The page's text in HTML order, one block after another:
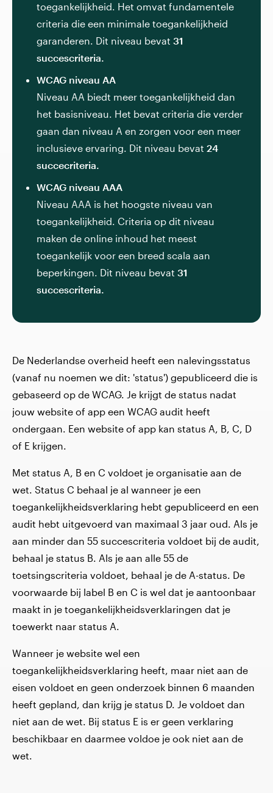
toegankelijkheid. Het omvat fundamentele
criteria die een minimale toegankelijkheid
garanderen. Dit niveau bevat 31
succescriteria.
WCAG niveau AA
Niveau AA biedt meer toegankelijkheid dan
het basisniveau. Het bevat criteria die verder
gaan dan niveau A en zorgen voor een meer
inclusieve ervaring. Dit niveau bevat 24
succecriteria.
WCAG niveau AAA
Niveau AAA is het hoogste niveau van
toegankelijkheid. Criteria op dit niveau
maken de online inhoud het meest
toegankelijk voor een breed scala aan
beperkingen. Dit niveau bevat 31
succescriteria.
De Nederlandse overheid heeft een nalevingsstatus
(vanaf nu noemen we dit: 'status') gepubliceerd die is
gebaseerd op de WCAG. Je krijgt de status nadat
jouw website of app een WCAG audit heeft
ondergaan. Een website of app kan status A, B, C, D
of E krijgen.
Met status A, B en C voldoet je organisatie aan de
wet. Status C behaal je al wanneer je een
toegankelijkheidsverklaring hebt gepubliceerd en een
audit hebt uitgevoerd van maximaal 3 jaar oud. Als je
aan minder dan 55 succescriteria voldoet bij de audit,
behaal je status B. Als je aan alle 55 de
toetsingscriteria voldoet, behaal je de A-status. De
voorwaarde bij label B en C is wel dat je aantoonbaar
maakt in je toegankelijkheidsverklaringen dat je
toewerkt naar status A.
Wanneer je website wel een
toegankelijkheidsverklaring heeft, maar niet aan de
eisen voldoet en geen onderzoek binnen 6 maanden
heeft gepland, dan krijg je status D. Je voldoet dan
niet aan de wet. Bij status E is er geen verklaring
beschikbaar en daarmee voldoe je ook niet aan de
wet.